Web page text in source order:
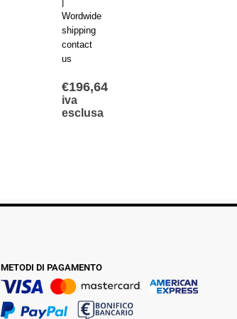
Wordwide
shipping
contact
us
€196,64
iva
esclusa
METODI DI PAGAMENTO